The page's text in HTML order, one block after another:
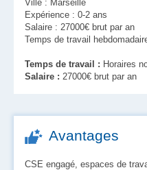
Ville : Marseille
Expérience : 0-2 ans
Salaire : 27000€ brut par an
Temps de travail
Temps de travail : Horaires
Salaire : 27000€ brut par an
Avantages
CSE engagé, espaces de